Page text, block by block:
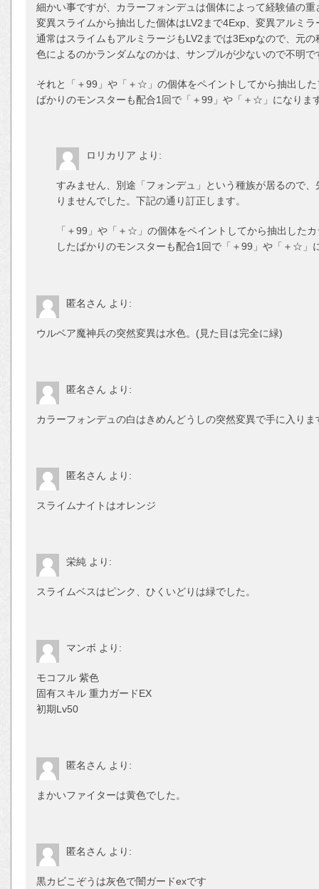
細かい事ですが、カラーフォンデュは個体によって経験値の
変異スライムから抽出した個体はLV2まで4Exp、変異アルミ
通常はスライムもアルミラージもLV2までは3Expなので、元
色によるのかランダムなのかは、サンプルが少ないので不明で
それと「＋99」や「＋☆」の個体をペイントしてから抽出し
ばかりのモンスターも配合1回で「＋99」や「＋☆」になりま
ロリカリア より:
すみません、別途「フォンデュ」という種族が居るので
りませんでした。下記の通り訂正します。
「＋99」や「＋☆」の個体をペイントしてから抽出した
したばかりのモンスターも配合1回で「＋99」や「＋☆」
匿名さん より:
ウルベア魔神兵の突然変異は水色。(見た目は完全に緑)
匿名さん より:
カラーフォンデュの白はきめんどうしの突然変異で手に入りま
匿名さん より:
スライムナイトはオレンジ
栄純 より:
スライムベスはピンク、ひくいどりは緑でした。
マンボ より:
モコフル 紫色
固有スキル 重力ガードEX
初期Lv50
匿名さん より:
まかいファイターは黄色でした。
匿名さん より:
黒カビこぞうは灰色で闇ガードexです